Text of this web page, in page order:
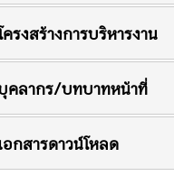
ครงสร้างการบริหารงาน
คลากร/บทบาทหน้าที่
อกสารดาวน์โหลด